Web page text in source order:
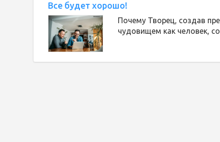
Все будет хорошо!
Почему Творец, создав
чудовищем как человек,